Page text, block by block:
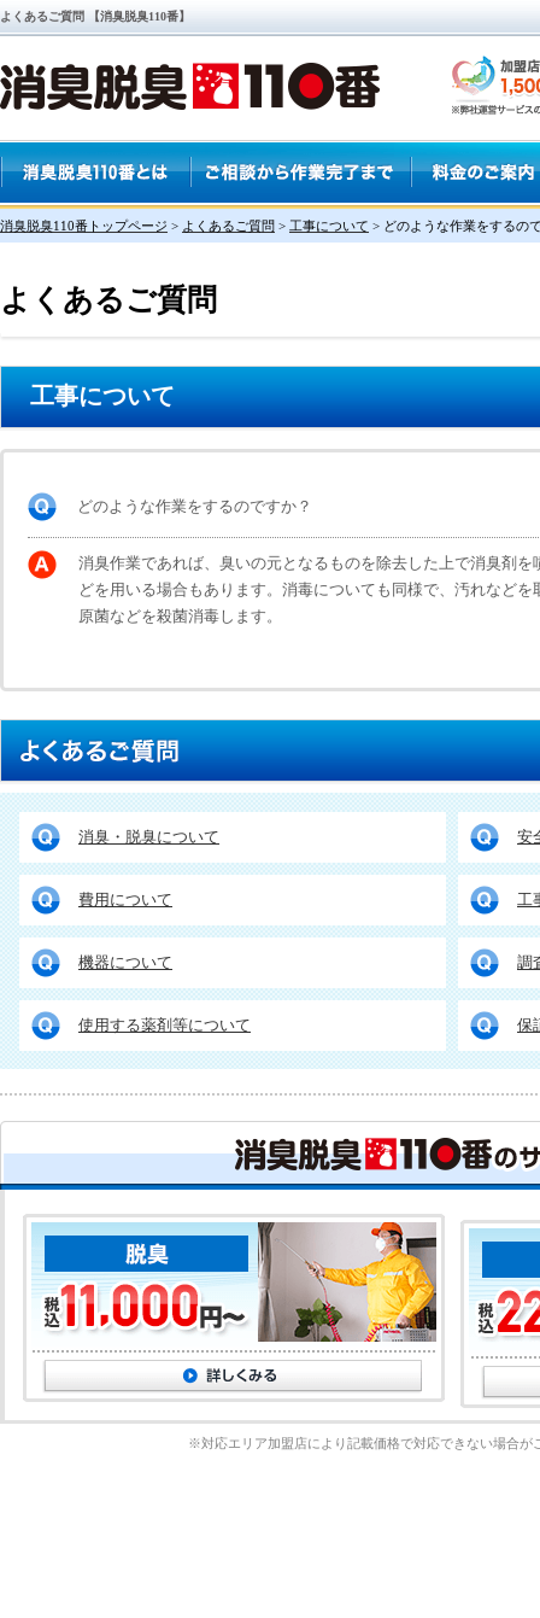
よくあるご質問 【消臭脱臭110番】
消臭脱臭110番トップページ > よくあるご質問 > 工事について > どのような作業をするの
よくあるご質問
工事について
どのような作業をするのですか？
消臭作業であれば、臭いの元となるものを除去した上で消臭剤
どを用いる場合もあります。消毒についても同様で、汚れなど
原菌などを殺菌消毒します。
消臭・脱臭について 安
費用について 工
機器について 調
使用する薬剤等について 保
※対応エリア加盟店により記載価格で対応できない場合